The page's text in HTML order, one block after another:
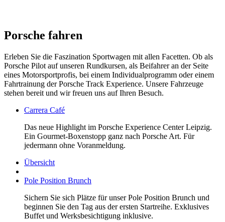
Porsche fahren
Erleben Sie die Faszination Sportwagen mit allen Facetten. Ob als
Porsche Pilot auf unseren Rundkursen, als Beifahrer an der Seite
eines Motorsportprofis, bei einem Individualprogramm oder einem
Fahrtrainung der Porsche Track Experience. Unsere Fahrzeuge
stehen bereit und wir freuen uns auf Ihren Besuch.
Carrera Café
Das neue Highlight im Porsche Experience Center Leipzig.
Ein Gourmet-Boxenstopp ganz nach Porsche Art. Für
jedermann ohne Voranmeldung.
Übersicht
Pole Position Brunch
Sichern Sie sich Plätze für unser Pole Position Brunch und
beginnen Sie den Tag aus der ersten Startreihe. Exklusives
Buffet und Werksbesichtigung inklusive.